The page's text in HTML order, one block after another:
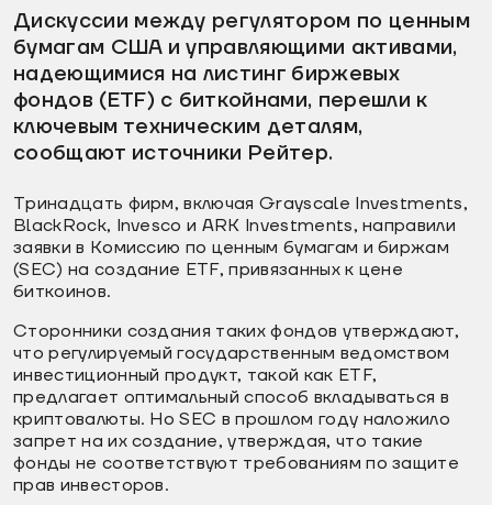
Дискуссии между регулятором по ценным
бумагам США и управляющими активами,
надеющимися на листинг биржевых
фондов (ETF) с биткойнами, перешли к
ключевым техническим деталям,
сообщают источники Рейтер.
Тринадцать фирм, включая Grayscale Investments,
BlackRock, Invesco и ARK Investments, направили
заявки в Комиссию по ценным бумагам и биржам
(SEC) на создание ETF, привязанных к цене
биткоинов.
Сторонники создания таких фондов утверждают,
что регулируемый государственным ведомством
инвестиционный продукт, такой как ETF,
предлагает оптимальный способ вкладываться в
криптовалюты. Но SEC в прошлом году наложило
запрет на их создание, утверждая, что такие
фонды не соответствуют требованиям по защите
прав инвесторов.